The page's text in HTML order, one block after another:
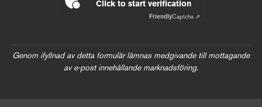
Click to start verification
FriendlyCaptcha ⇗
Genom ifyllnad av detta formulär lämnas medgivande till mottagande
av e-post innehållande marknadsföring.